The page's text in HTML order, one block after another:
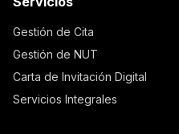
Gestión de Cita
Gestión de NUT
Carta de Invitación Digital
Servicios Integrales